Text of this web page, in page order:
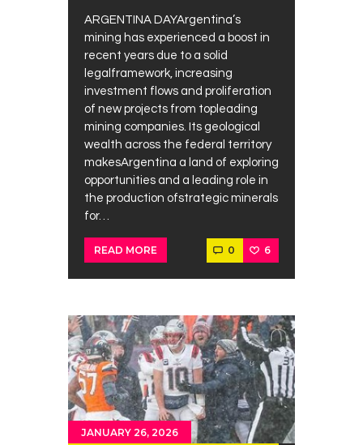
ARGENTINA DAYArgentina’s
mining has experienced a boost in
recent years due to a solid
legalframework, increasing
investment flows and proliferation
of new projects from topleading
mining companies. Its geological
wealth across the federal territory
makesArgentina a land of exploring
opportunities and a leading role in
the production ofstrategic minerals
for…
READ MORE 0 6
JANUARY 26, 2026